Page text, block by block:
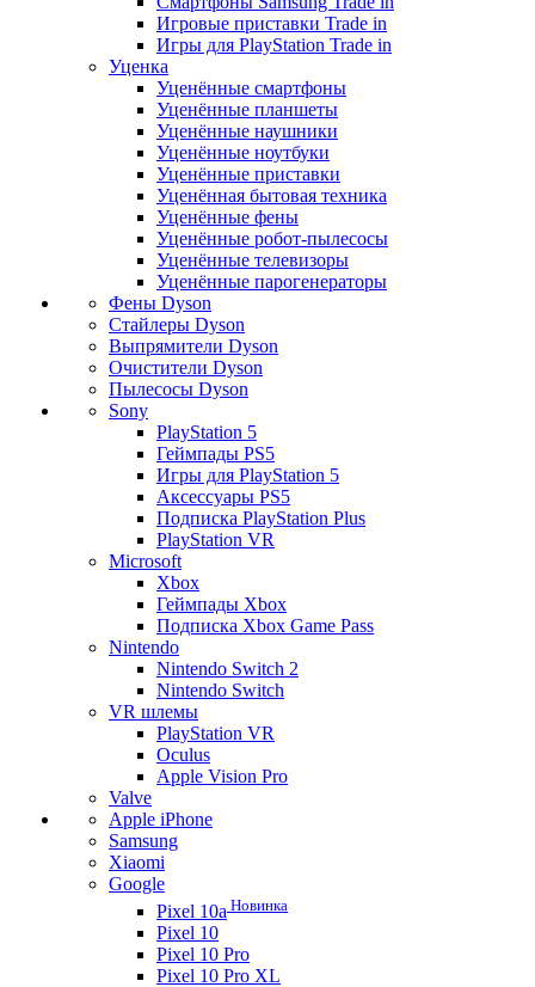
Игровые приставки Trade in
Игры для PlayStation Trade in
Уценка
Уценённые смартфоны
Уценённые планшеты
Уценённые наушники
Уценённые ноутбуки
Уценённые приставки
Уценённая бытовая техника
Уценённые фены
Уценённые робот-пылесосы
Уценённые телевизоры
Уценённые парогенераторы
Фены Dyson
Стайлеры Dyson
Выпрямители Dyson
Очистители Dyson
Пылесосы Dyson
Sony
PlayStation 5
Геймпады PS5
Игры для PlayStation 5
Аксессуары PS5
Подписка PlayStation Plus
PlayStation VR
Microsoft
Xbox
Геймпады Xbox
Подписка Xbox Game Pass
Nintendo
Nintendo Switch 2
Nintendo Switch
VR шлемы
PlayStation VR
Oculus
Apple Vision Pro
Valve
Apple iPhone
Samsung
Xiaomi
Google
Pixel 10a Новинка
Pixel 10
Pixel 10 Pro
Pixel 10 Pro XL